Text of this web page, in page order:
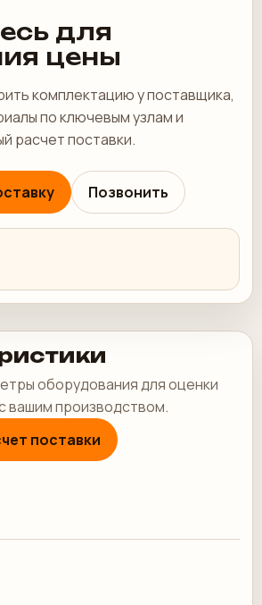
для
цены
комплектацию у поставщика,
по ключевым узлам и
расчет поставки.
Позвонить
оборудования для оценки
вашим производством.
поставки